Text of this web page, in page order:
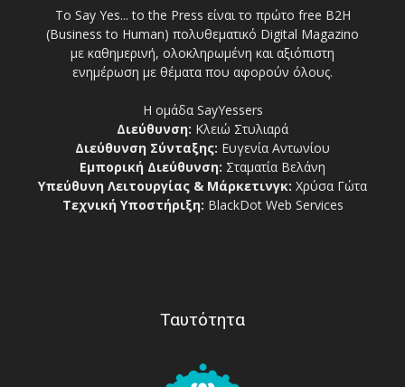
Το Say Yes... to the Press είναι το πρώτο free Β2Η
(Business to Human) πολυθεματικό Digital Magazino
με καθημερινή, ολοκληρωμένη και αξιόπιστη
ενημέρωση με θέματα που αφορούν όλους.
Η ομάδα SayYessers
Διεύθυνση: Κλειώ Στυλιαρά
Διεύθυνση Σύνταξης: Ευγενία Αντωνίου
Εμπορική Διεύθυνση: Σταματία Βελάνη
Υπεύθυνη Λειτουργίας & Μάρκετινγκ: Χρύσα Γώτα
Τεχνική Υποστήριξη: BlackDot Web Services
Ταυτότητα